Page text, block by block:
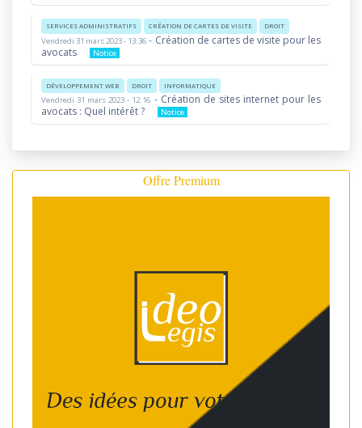
SERVICES ADMINISTRATIFS CRÉATION DE CARTES DE VISITE DROIT
Vendredi 31 mars 2023 - 13:36 - Création de cartes de visite pour les
avocats
Notice
DÉVELOPPEMENT WEB DROIT INFORMATIQUE
Vendredi 31 mars 2023 - 12:16 - Création de sites internet pour les
avocats : Quel intérêt ?
Notice
Offre Premium